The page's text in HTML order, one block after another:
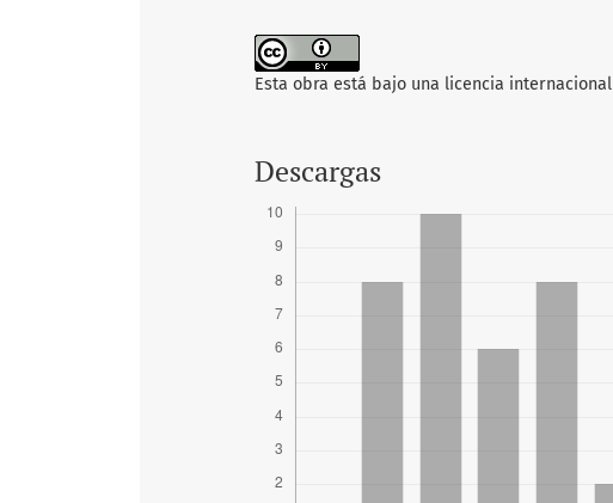
Esta obra está bajo una licencia internacional
Descargas